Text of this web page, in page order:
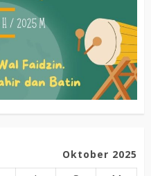
Oktober 2025